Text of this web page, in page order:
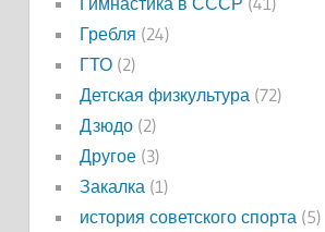
Гребля (24)
ГТО(2)
Детская физкультура (72)
Дзюдо(2)
Другое(3)
Закалка (1)
история советского спорта (5)